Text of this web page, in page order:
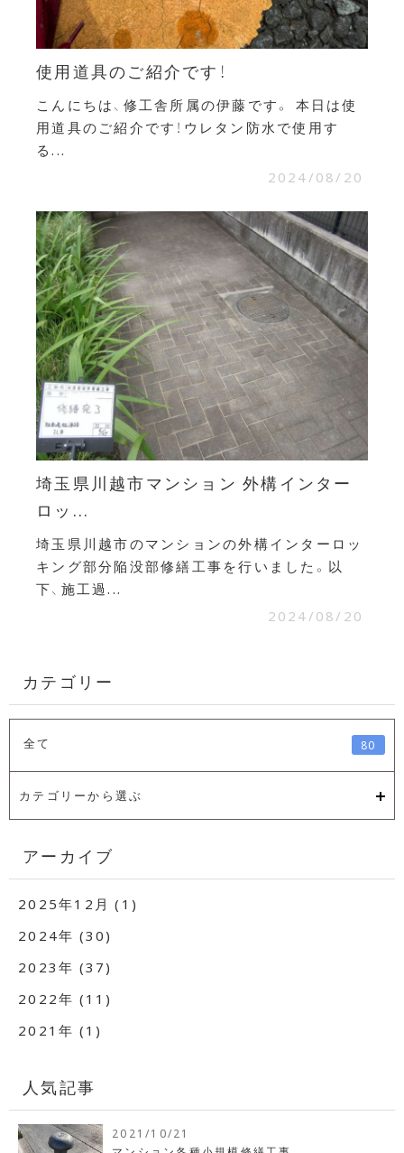
使用道具のご紹介です！
こんにちは、修工舎所属の伊藤です。 本日は使
用道具のご紹介です！ウレタン防水で使用す
る...
2024/08/20
埼玉県川越市マンション 外構インター
ロッ...
埼玉県川越市のマンションの外構インターロッ
キング部分陥没部修繕工事を行いました。以
下、施工過...
2024/08/20
カテゴリー
全て 80
カテゴリーから選ぶ
アーカイブ
2025年12月 (1)
2024年 (30)
2023年 (37)
2022年 (11)
2021年 (1)
人気記事
2021/10/21